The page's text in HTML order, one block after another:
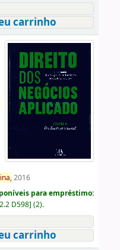
carrinho
2016
para empréstimo:
D598] (2).
carrinho